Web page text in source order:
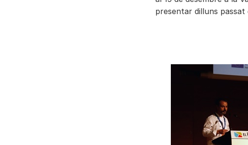
presentar dilluns